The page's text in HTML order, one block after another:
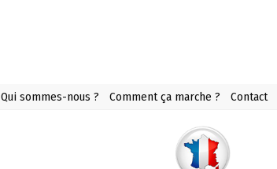
Qui sommes-nous ? Comment ça marche ? Contact